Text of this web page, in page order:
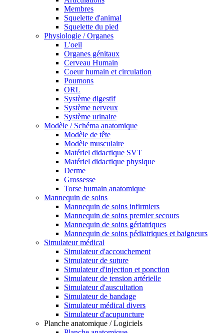
Membres
Squelette d'animal
Squelette du pied
Physiologie / Organes
L'oeil
Organes génitaux
Cerveau Humain
Coeur humain et circulation
Poumons
ORL
Système digestif
Système nerveux
Système urinaire
Modèle / Schéma anatomique
Modèle de tête
Modèle musculaire
Matériel didactique SVT
Matériel didactique physique
Derme
Grossesse
Torse humain anatomique
Mannequin de soins
Mannequin de soins infirmiers
Mannequin de soins premier secours
Mannequin de soins gériatriques
Mannequin de soins pédiatriques et baigneurs
Simulateur médical
Simulateur d'accouchement
Simulateur de suture
Simulateur d'injection et ponction
Simulateur de tension artérielle
Simulateur d'auscultation
Simulateur de bandage
Simulateur médical divers
Simulateur d'acupuncture
Planche anatomique / Logiciels